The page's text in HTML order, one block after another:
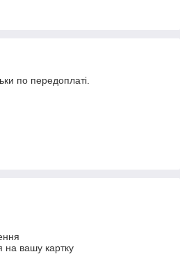
по передоплаті.
на вашу картку